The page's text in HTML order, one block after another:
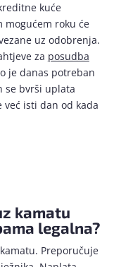
kuće
mogućem roku će
uz odobrenja.
za posudba
je danas potreban
se bvrši uplata
već isti dan od kada
kamatu
legalna?
Preporučuje